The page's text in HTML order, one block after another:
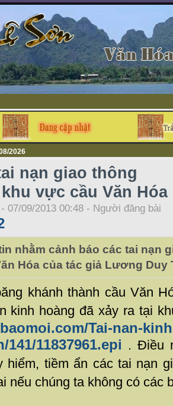
2026
nạn giao thông
vực cầu Văn Hóa
07/09/2013 00:48 - Người đăng bài
nhằm cảnh báo các tai nạn
Hóa của tác giả Lương Duy
khánh thành cầu Văn
kinh hoàng đã xảy ra tại
Tai-nan-
11837961.epi . Điều
hiểm, tiềm ẩn các tai nạn
nếu chúng ta không có các